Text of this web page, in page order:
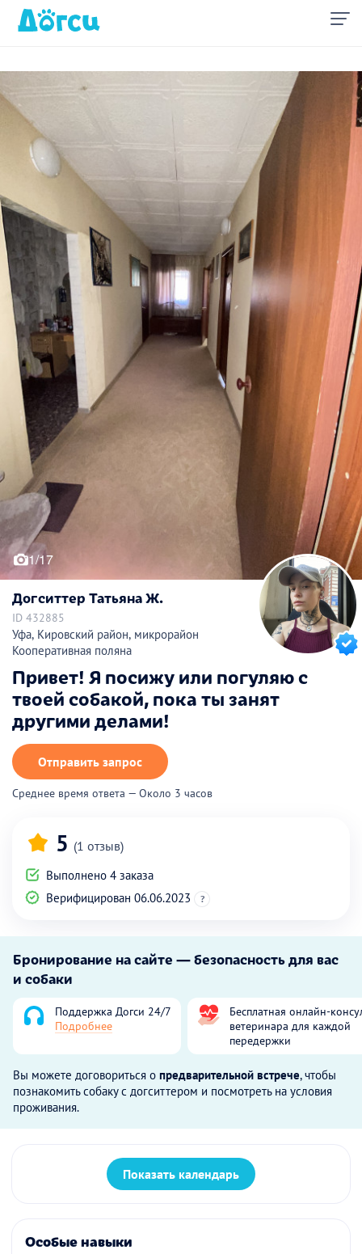
1/17
Догситтер Татьяна Ж.
ID 432885
Уфа, Кировский район, микрорайон
Кооперативная поляна
Привет! Я посижу или погуляю с
твоей собакой, пока ты занят
другими делами!
Отправить запрос
Среднее время ответа — Около 3 часов
5 (1 отзыв)
Выполнено 4 заказа
Верифицирован 06.06.2023
?
Бронирование на сайте — безопасность для вас
и собаки
Поддержка Догси 24/7
Подробнее
Бесплатная онлайн-
ветеринара для каждой
передержки
Вы можете договориться о предварительной встрече, чтобы
познакомить собаку с догситтером и посмотреть на условия
проживания.
Показать календарь
Особые навыки